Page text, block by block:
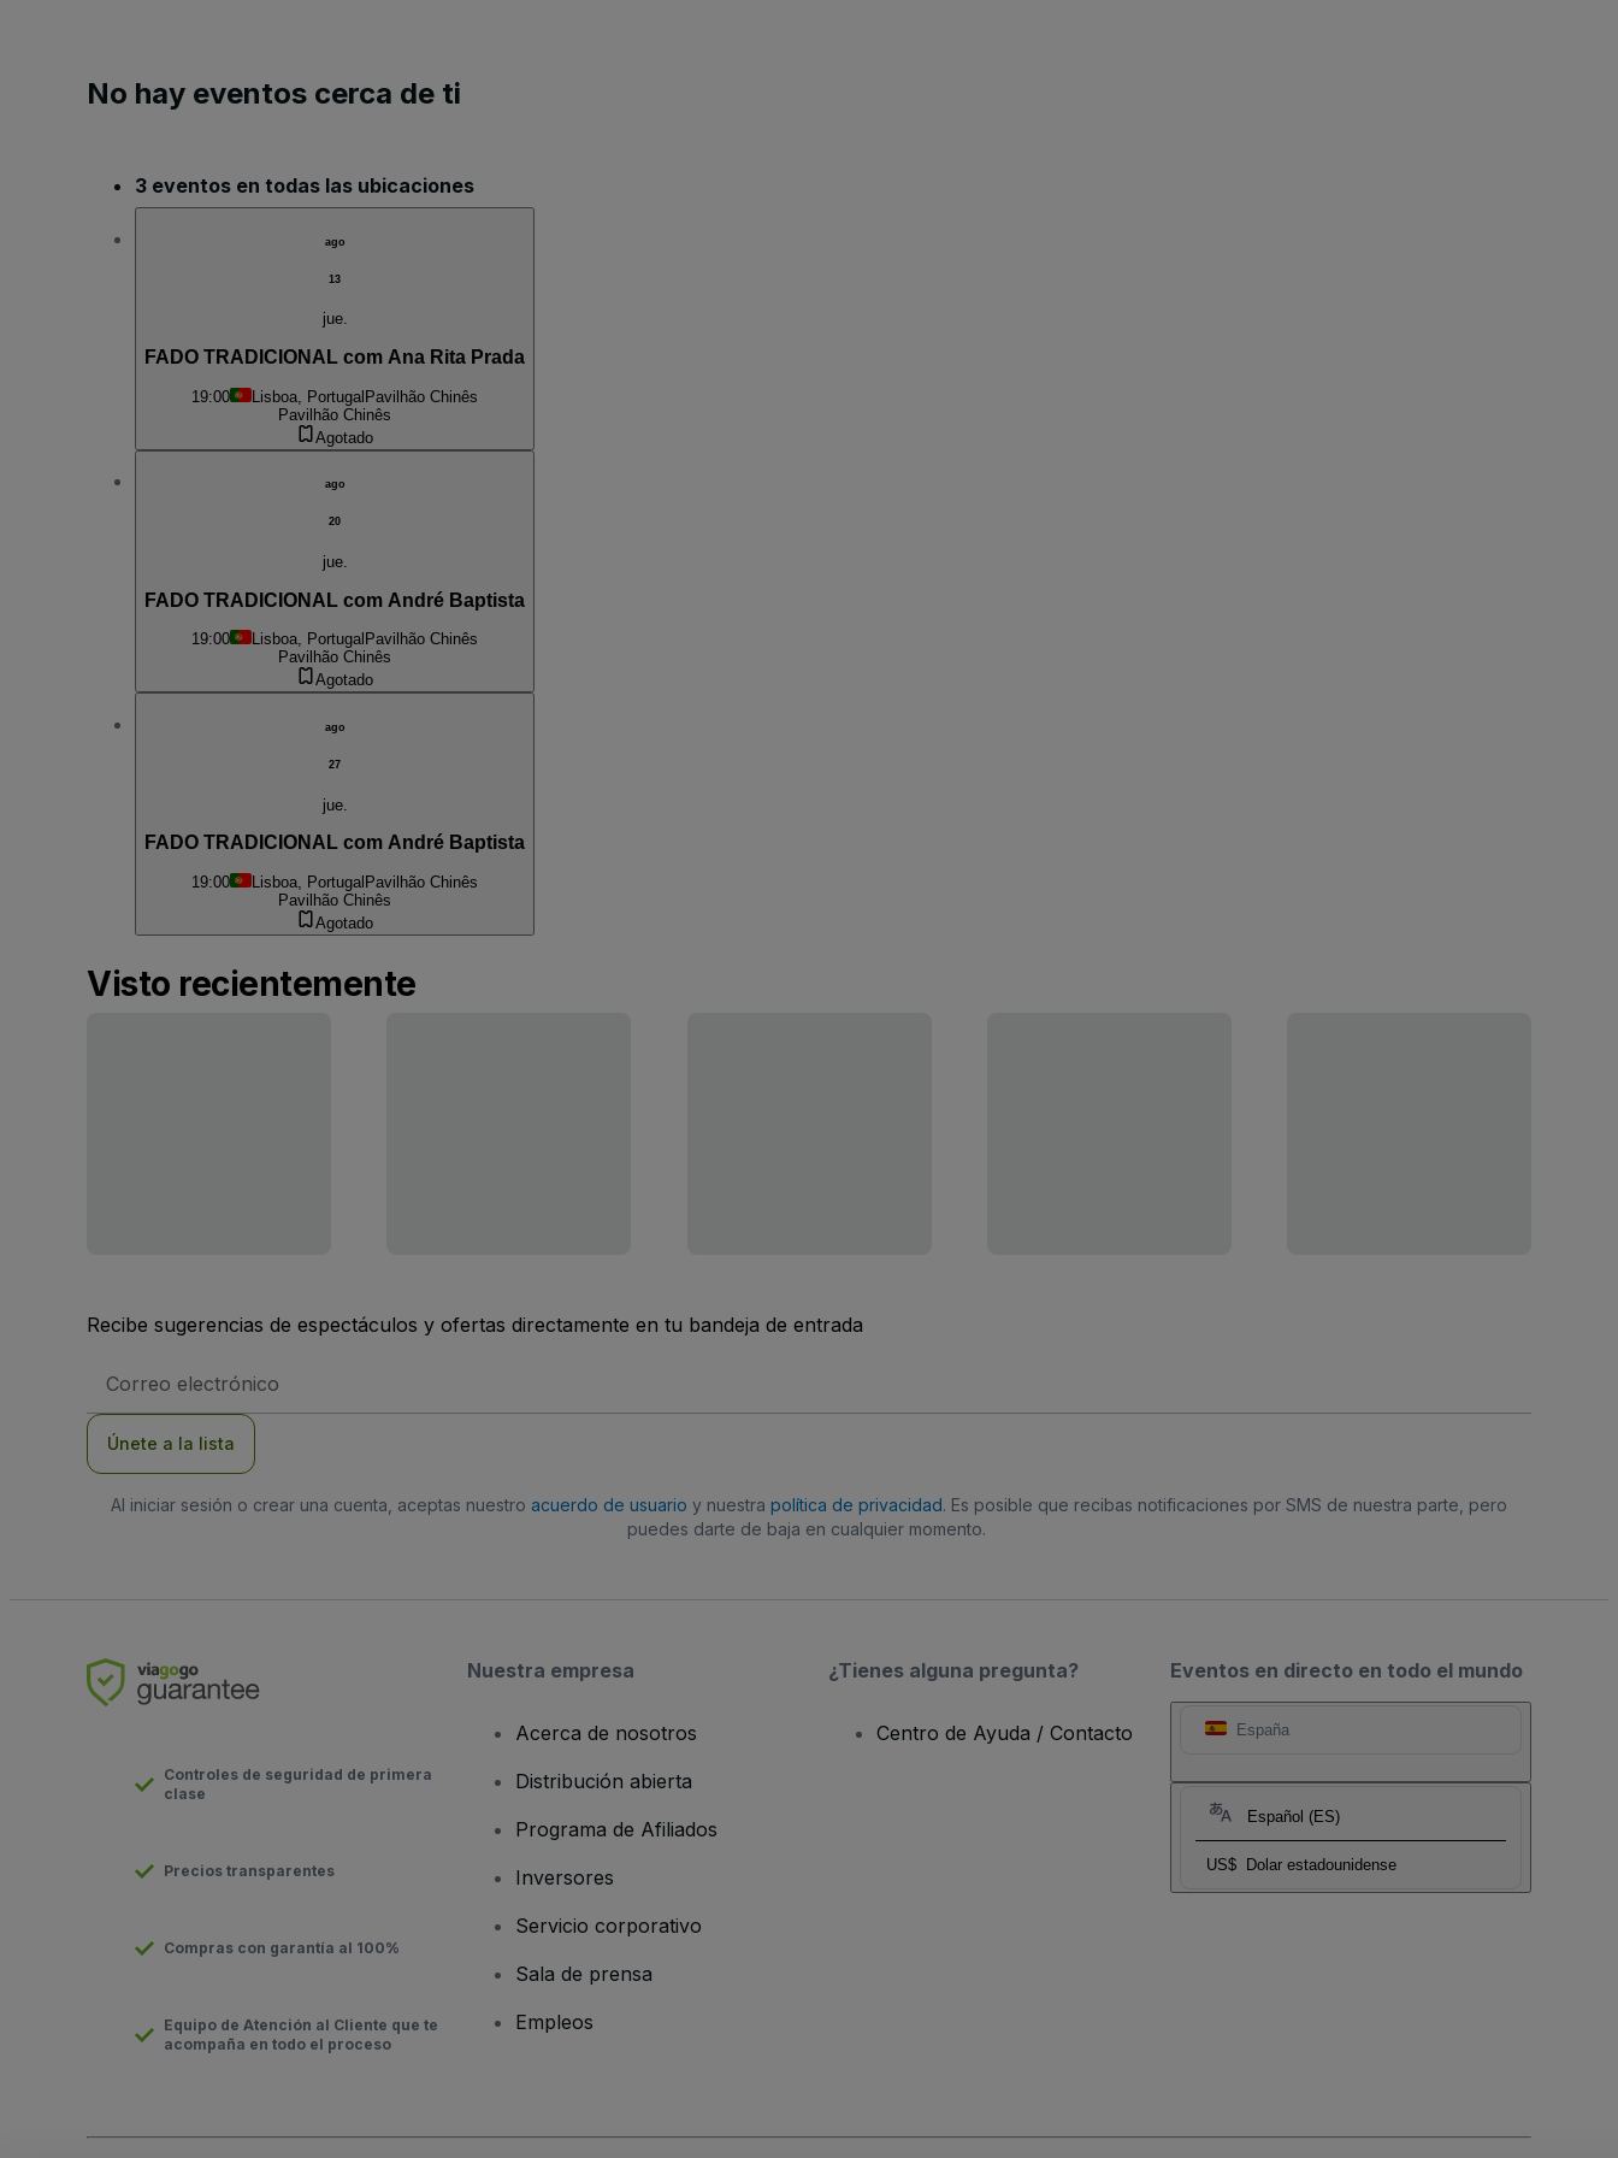
No hay eventos cerca de ti
3 eventos en todas las ubicaciones
ago
13
jue.
FADO TRADICIONAL com Ana Rita Prada
19:00 Lisboa, PortugalPavilhão Chinês
Pavilhão Chinês
Agotado
ago
20
jue.
FADO TRADICIONAL com André Baptista
19:00 Lisboa, Portugal Pavilhão Chinês
Pavilhão Chinês
Agotado
ago
27
jue.
FADO TRADICIONAL com André Baptista
19:00 Lisboa, Portugal Pavilhão Chinês
Pavilhão Chinês
Agotado
Visto recientemente
Recibe sugerencias de espectáculos y ofertas directamente en tu bandeja de entrada
de
Únete a la lista
Al iniciar sesión o crear una cuenta, aceptas nuestro acuerdo de usuario y nuestra política de privacidad. Es posible que recibas notificaciones por SMS de nuestra parte, pero
puedes darte de baja en cualquier momento.
Eventos en directo en todo el mundo
España
Español (ES)
US$ Dolar estadounidense
Controles de seguridad de primera
clase
Precios transparentes
Compras con garantía al 100%
Equipo de Atención al Cliente que te
acompaña en todo el proceso
Nuestra empresa
Acerca de nosotros
Distribución abierta
Programa de Afiliados
Inversores
Servicio corporativo
Sala de prensa
Empleos
¿Tienes alguna pregunta?
Centro de Ayuda / Contacto